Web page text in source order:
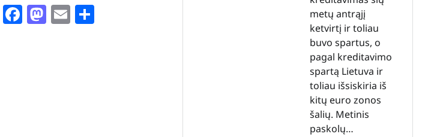
Facebook
Mastodon
EmailShare
metų antrąjį
ketvirtį ir toliau
buvo spartus, o
pagal kreditavimo
spartą Lietuva ir
toliau išsiskiria iš
kitų euro zonos
šalių. Metinis
paskolų…